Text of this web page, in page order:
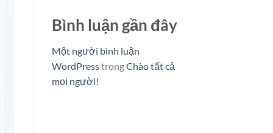
Bình luận gần đây
Một người bình luận
WordPresstrongChào tất cả
mọi người!